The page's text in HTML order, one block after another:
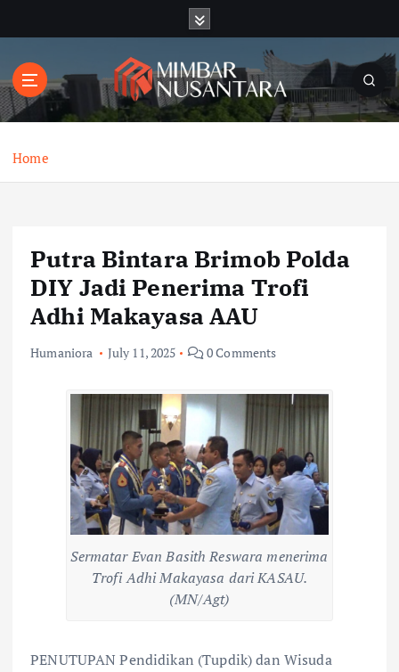
t
o
Home
Putra Bintara Brimob Polda
DIY Jadi Penerima Trofi
Adhi Makayasa AAU
Humaniora July 11, 2025 0 Comments
Sermatar Evan Basith Reswara menerima
Trofi Adhi Makayasa dari KASAU.
(MN/Agt)
PENUTUPAN Pendidikan (Tupdik) dan Wisuda